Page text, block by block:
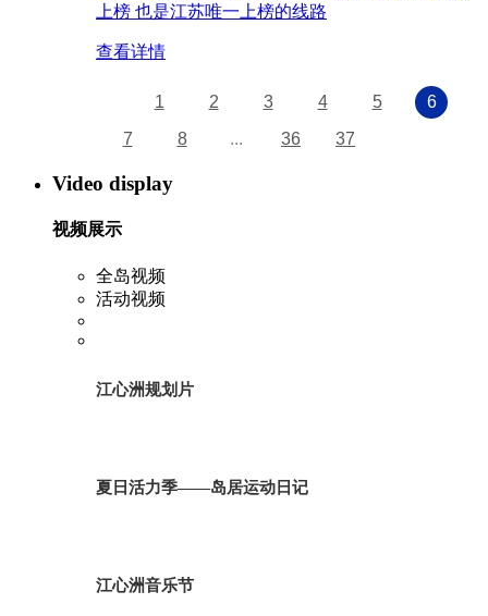
上榜 也是江苏唯一上榜的线路
查看详情
1 2 3 4 5
6
7
8 ... 36 37
Video display
视频展示
全岛视频
活动视频
江心洲规划片
夏日活力季——岛居运动日记
江心洲音乐节